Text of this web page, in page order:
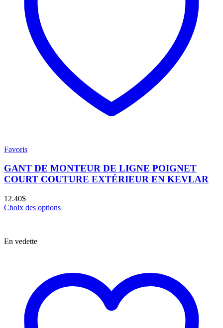
Favoris
GANT DE MONTEUR DE LIGNE POIGNET
COURT COUTURE EXTÉRIEUR EN KEVLAR
12.40$
Choix des options
En vedette